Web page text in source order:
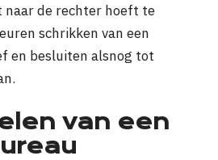
naar de rechter hoeft te
schrikken van een
en besluiten alsnog tot
van een